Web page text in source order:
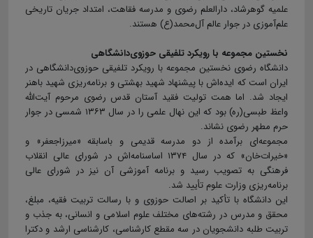
علمیه گوهرشاد، دارالعلم رضوی و مدرسه فقاهت، امتداد جریان تاریخی
علم‌آموزی در جوار عالم آل‌محمد(ع) هستند.
نخستین مجموعه با رویکرد تلفیقی حوزوی‌دانشگاهی
دانشگاه رضوی نخستین مجموعه با رویکرد تلفیقی حوزوی‌دانشگاهی در
ایران است که ایده‌اش با پیشنهاد شهید بهشتی و برنامه‌ریزی شهید باهنر
ایجاد شد. اما همت تولیت فقید آستان قدس رضوی مرحوم آیت‌الله
واعظ طبسی(ره) بود که این نهال علمی را در سال ۱۳۶۳ شمسی در جوار
حرم مطهر رضوی نشاند.
مجموعه‌ای برآمده از دو مدرسه قدیمی و باسابقه «میرزاجعفر» و
«خیرات‌خان» که در سال ۱۳۷۴ اساسنامه‌اش در شورای عالی انقلاب
فرهنگی به تصویب رسید و برنامه آموزشی آن نیز در شورای عالی
برنامه‌ریزی وزارت علوم تأیید شد.
این دانشگاه با تأکید بر اصالت حوزوی و با رسالت تربیت فقیه، مبلغ،
محقق و مدرس در رشته‌های مختلف علوم اسلامی و انسانی، به جذب و
تربیت طلبه دانشجویان در سه مقطع کارشناسی، کارشناسی ارشد و دکترا